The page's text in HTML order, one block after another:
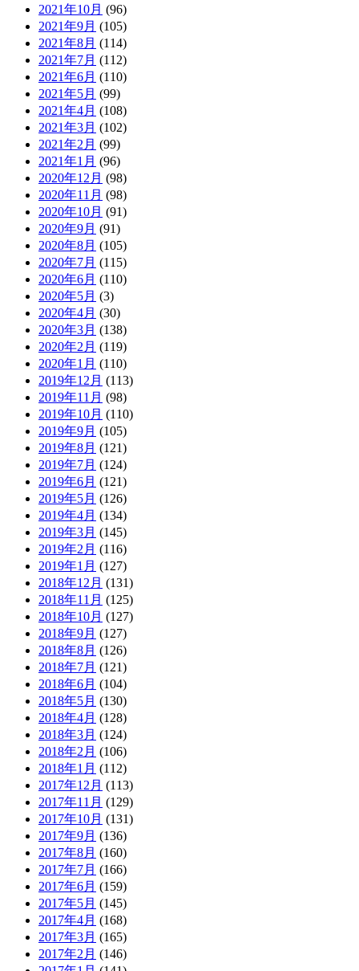
2021年10月 (96)
2021年9月 (105)
2021年8月 (114)
2021年7月 (112)
2021年6月 (110)
2021年5月 (99)
2021年4月 (108)
2021年3月 (102)
2021年2月 (99)
2021年1月 (96)
2020年12月 (98)
2020年11月 (98)
2020年10月 (91)
2020年9月 (91)
2020年8月 (105)
2020年7月 (115)
2020年6月 (110)
2020年5月 (3)
2020年4月 (30)
2020年3月 (138)
2020年2月 (119)
2020年1月 (110)
2019年12月 (113)
2019年11月 (98)
2019年10月 (110)
2019年9月 (105)
2019年8月 (121)
2019年7月 (124)
2019年6月 (121)
2019年5月 (126)
2019年4月 (134)
2019年3月 (145)
2019年2月 (116)
2019年1月 (127)
2018年12月 (131)
2018年11月 (125)
2018年10月 (127)
2018年9月 (127)
2018年8月 (126)
2018年7月 (121)
2018年6月 (104)
2018年5月 (130)
2018年4月 (128)
2018年3月 (124)
2018年2月 (106)
2018年1月 (112)
2017年12月 (113)
2017年11月 (129)
2017年10月 (131)
2017年9月 (136)
2017年8月 (160)
2017年7月 (166)
2017年6月 (159)
2017年5月 (145)
2017年4月 (168)
2017年3月 (165)
2017年2月 (146)